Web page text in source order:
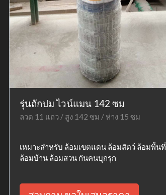
รุ่นถักปม ไวน์แมน 142 ซม
ลวด 11 แถว / สูง 142 ซม / ห่าง 15 ซม
เหมาะสำหรับ ล้อมเขตแดน ล้อมสัตว์ ล้อมพื้นที่
ล้อมบ้าน ล้อมสวน กันคนบุกรุก